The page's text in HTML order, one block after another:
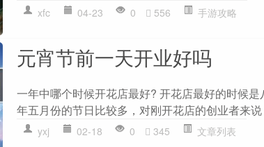
xfc 04-23 0 556 手游攻略
元宵节前一天开业好吗
一年中哪个时候开花店最好? 开花店最好的时候
年五月份的节日比较多，对刚开花店的创业者来
yxj 02-18 0 345 文章列表